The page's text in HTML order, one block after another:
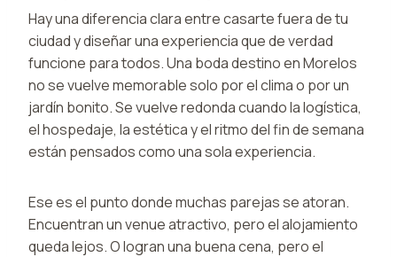
Hay una diferencia clara entre casarte fuera de tu
ciudad y diseñar una experiencia que de verdad
funcione para todos. Una boda destino en Morelos
no se vuelve memorable solo por el clima o por un
jardín bonito. Se vuelve redonda cuando la logística,
el hospedaje, la estética y el ritmo del fin de semana
están pensados como una sola experiencia.
Ese es el punto donde muchas parejas se atoran.
Encuentran un venue atractivo, pero el alojamiento
queda lejos. O logran una buena cena, pero el